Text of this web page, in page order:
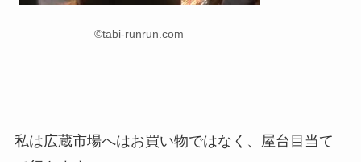
©tabi-runrun.com
私は広蔵市場へはお買い物ではなく、屋台目当て